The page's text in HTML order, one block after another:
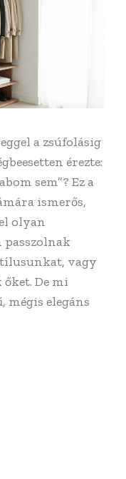
a zsúfolásig
érezte:
sem”? Ez a
ismerős,
olyan
vagy
De mi
mégis elegáns